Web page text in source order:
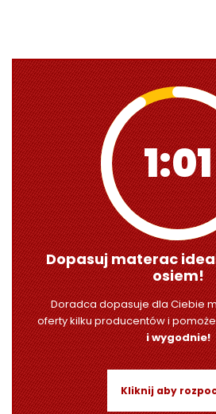
Dopasuj materac
osiem!
Doradca dopasuje dla Ciebie
oferty kilku producentów i
i wygodnie!
Kliknij aby